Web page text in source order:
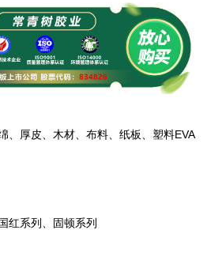
、厚皮、木材、布料、纸板、塑料EVA
红系列、固顿系列